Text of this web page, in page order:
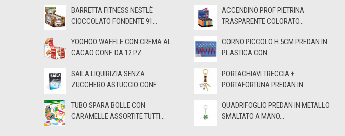
BARRETTA FITNESS NESTLÈ
CIOCCOLATO FONDENTE 91...
YOOHOO WAFFLE CON CREMA AL
CACAO CONF. DA 12 PZ.
SAILA LIQUIRIZIA SENZA
ZUCCHERO ASTUCCIO CONF....
TUBO SPARA BOLLE CON
CARAMELLE ASSORTITE TUTTI...
ACCENDINO PROF PIETRINA
TRASPARENTE COLORATO...
CORNO PICCOLO H.5CM PREDAN IN
PLASTICA CON...
PORTACHIAVI TRECCIA +
PORTAFORTUNA PREDAN IN...
QUADRIFOGLIO PREDAN IN METALLO
SMALTATO A MANO...